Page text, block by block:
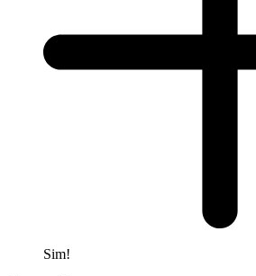
Sim!